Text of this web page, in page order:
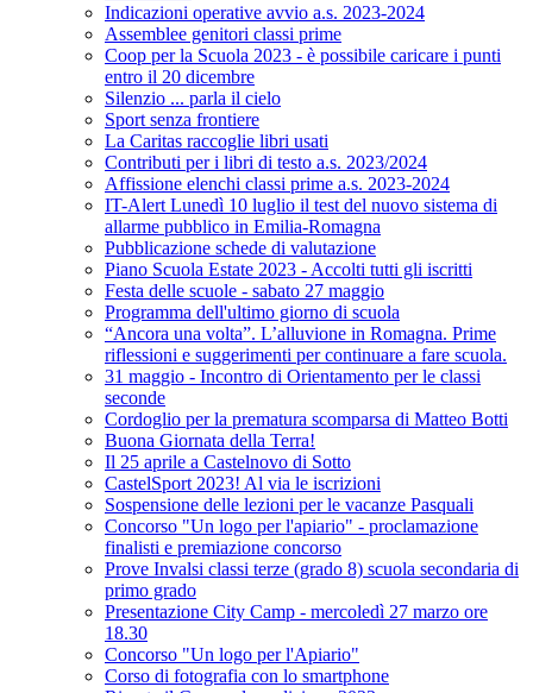
Indicazioni operative avvio a.s. 2023-2024
Assemblee genitori classi prime
Coop per la Scuola 2023 - è possibile caricare i punti
entro il 20 dicembre
Silenzio ... parla il cielo
Sport senza frontiere
La Caritas raccoglie libri usati
Contributi per i libri di testo a.s. 2023/2024
Affissione elenchi classi prime a.s. 2023-2024
IT-Alert Lunedì 10 luglio il test del nuovo sistema di
allarme pubblico in Emilia-Romagna
Pubblicazione schede di valutazione
Piano Scuola Estate 2023 - Accolti tutti gli iscritti
Festa delle scuole - sabato 27 maggio
Programma dell'ultimo giorno di scuola
“Ancora una volta”. L’alluvione in Romagna. Prime
riflessioni e suggerimenti per continuare a fare scuola.
31 maggio - Incontro di Orientamento per le classi
seconde
Cordoglio per la prematura scomparsa di Matteo Botti
Buona Giornata della Terra!
Il 25 aprile a Castelnovo di Sotto
CastelSport 2023! Al via le iscrizioni
Sospensione delle lezioni per le vacanze Pasquali
Concorso "Un logo per l'apiario" - proclamazione
finalisti e premiazione concorso
Prove Invalsi classi terze (grado 8) scuola secondaria di
primo grado
Presentazione City Camp - mercoledì 27 marzo ore
18.30
Concorso "Un logo per l'Apiario"
Corso di fotografia con lo smartphone